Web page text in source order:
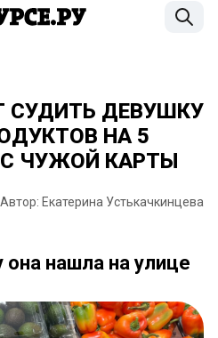
СУДИТЬ ДЕВУШКУ
НА 5
ЧУЖОЙ КАРТЫ
Автор: Екатерина Устькачкинцева
она нашла на улице